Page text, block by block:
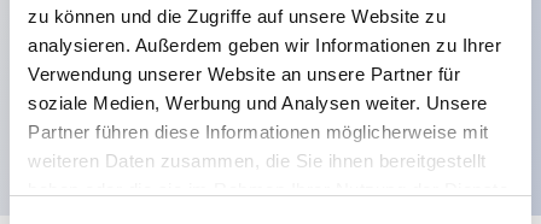
zu können und die Zugriffe auf unsere Website zu
analysieren. Außerdem geben wir Informationen zu Ihrer
Verwendung unserer Website an unsere Partner für
soziale Medien, Werbung und Analysen weiter. Unsere
Partner führen diese Informationen möglicherweise mit
weiteren Daten zusammen, die Sie ihnen bereitgestellt
Platzsparendes Design möglich.
Sicherheitsstruktur der 3. Generation: 2-Aktions-
Freisetzung, integrierter Schutz, IP20-
Fingerschutzstruktur